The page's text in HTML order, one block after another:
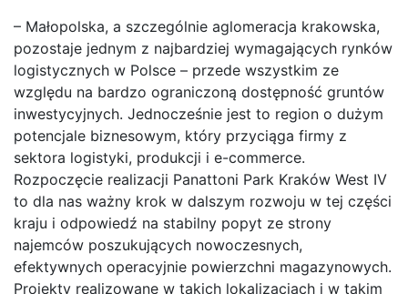
– Małopolska, a szczególnie aglomeracja krakowska,
pozostaje jednym z najbardziej wymagających rynków
logistycznych w Polsce – przede wszystkim ze
względu na bardzo ograniczoną dostępność gruntów
inwestycyjnych. Jednocześnie jest to region o dużym
potencjale biznesowym, który przyciąga firmy z
sektora logistyki, produkcji i e-commerce.
Rozpoczęcie realizacji Panattoni Park Kraków West IV
to dla nas ważny krok w dalszym rozwoju w tej części
kraju i odpowiedź na stabilny popyt ze strony
najemców poszukujących nowoczesnych,
efektywnych operacyjnie powierzchni magazynowych.
Projekty realizowane w takich lokalizacjach i w takim